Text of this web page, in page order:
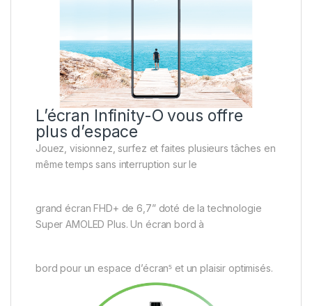
L’écran Infinity-O vous offre
plus d’espace
Jouez, visionnez, surfez et faites plusieurs tâches en
même temps sans interruption sur le
grand écran FHD+ de 6,7” doté de la technologie
Super AMOLED Plus. Un écran bord à
bord pour un espace d’écran⁵ et un plaisir optimisés.